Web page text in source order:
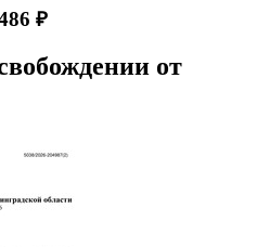
₽
от